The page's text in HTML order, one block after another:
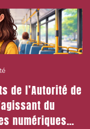
de l’Autorité de
du
numériques